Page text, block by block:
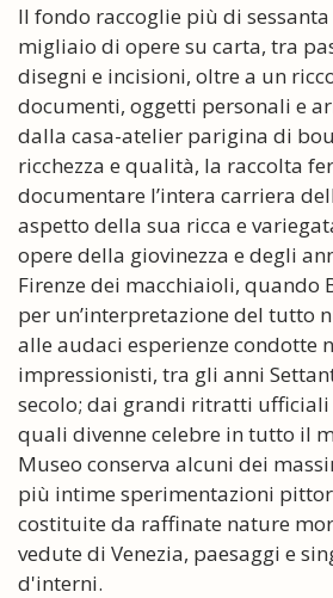
Il fondo raccoglie più di
migliaio di opere su carta, tra
disegni e incisioni, oltre a un
documenti, oggetti personali e
dalla casa-atelier parigina di
ricchezza e qualità, la raccolta
documentare l’intera carriera
aspetto della sua ricca e
opere della giovinezza e degli
Firenze dei macchiaioli, quando
per un’interpretazione del tutto
alle audaci esperienze condotte
impressionisti, tra gli anni
secolo; dai grandi ritratti
quali divenne celebre in tutto il
Museo conserva alcuni dei
più intime sperimentazioni
costituite da raffinate nature
vedute di Venezia, paesaggi e
d'interni.